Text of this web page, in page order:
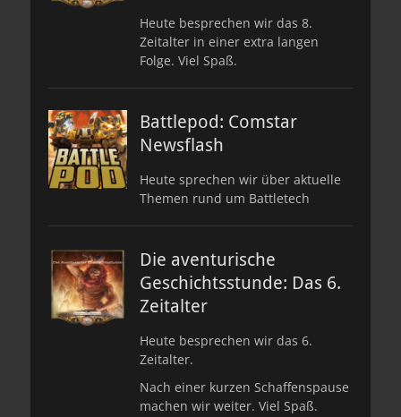
Heute besprechen wir das 8.
Zeitalter in einer extra langen
Folge. Viel Spaß.
Battlepod: Comstar
Newsflash
Heute sprechen wir über aktuelle
Themen rund um Battletech
Die aventurische
Geschichtsstunde: Das 6.
Zeitalter
Heute besprechen wir das 6.
Zeitalter.
Nach einer kurzen Schaffenspause
machen wir weiter. Viel Spaß.